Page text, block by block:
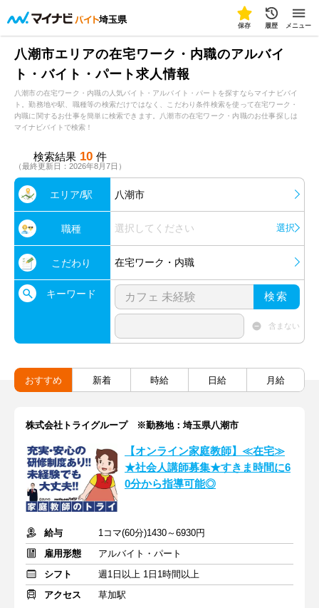
埼玉県
保存 履歴 メニュー
八潮市エリアの在宅ワーク・内職のアルバイ
ト・バイト・パート求人情報
八潮市の在宅ワーク・内職の人気バイト・アルバイト・パートを探すならマイナビバイ
ト。勤務地や駅、職種等の検索だけではなく、こだわり条件検索を使って在宅ワーク・
内職に関するお仕事を簡単に検索できます。八潮市の在宅ワーク・内職のお仕事探しは
マイナビバイトで検索！
検索結果 10 件
（最終更新日：2026年8月7日）
エリア/駅 八潮市
職種 選択してください 選択
こだわり 在宅ワーク・内職
キーワード 検索
含まない
おすすめ 新着 時給 日給 月給
株式会社トライグループ ※勤務地：埼玉県八潮市
【オンライン家庭教師】≪在宅≫
★社会人講師募集★すきま時間に6
0分から指導可能◎
給与
1コマ(60分)1430～6930円
雇用形態
アルバイト・パート
シフト
週1日以上 1日1時間以上
アクセス
草加駅